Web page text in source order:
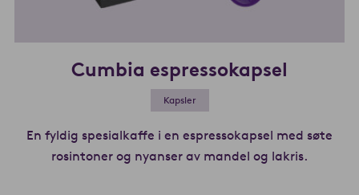
Cumbia espressokapsel
Kapsler
En fyldig spesialkaffe i en espressokapsel med søte
rosintoner og nyanser av mandel og lakris.